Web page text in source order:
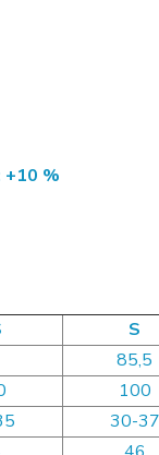
%
S
85,5
100
30-37